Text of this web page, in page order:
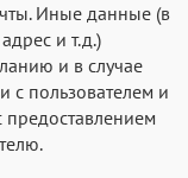
Иные данные (в
и т.д.)
и в случае
с пользователем и
предоставлением